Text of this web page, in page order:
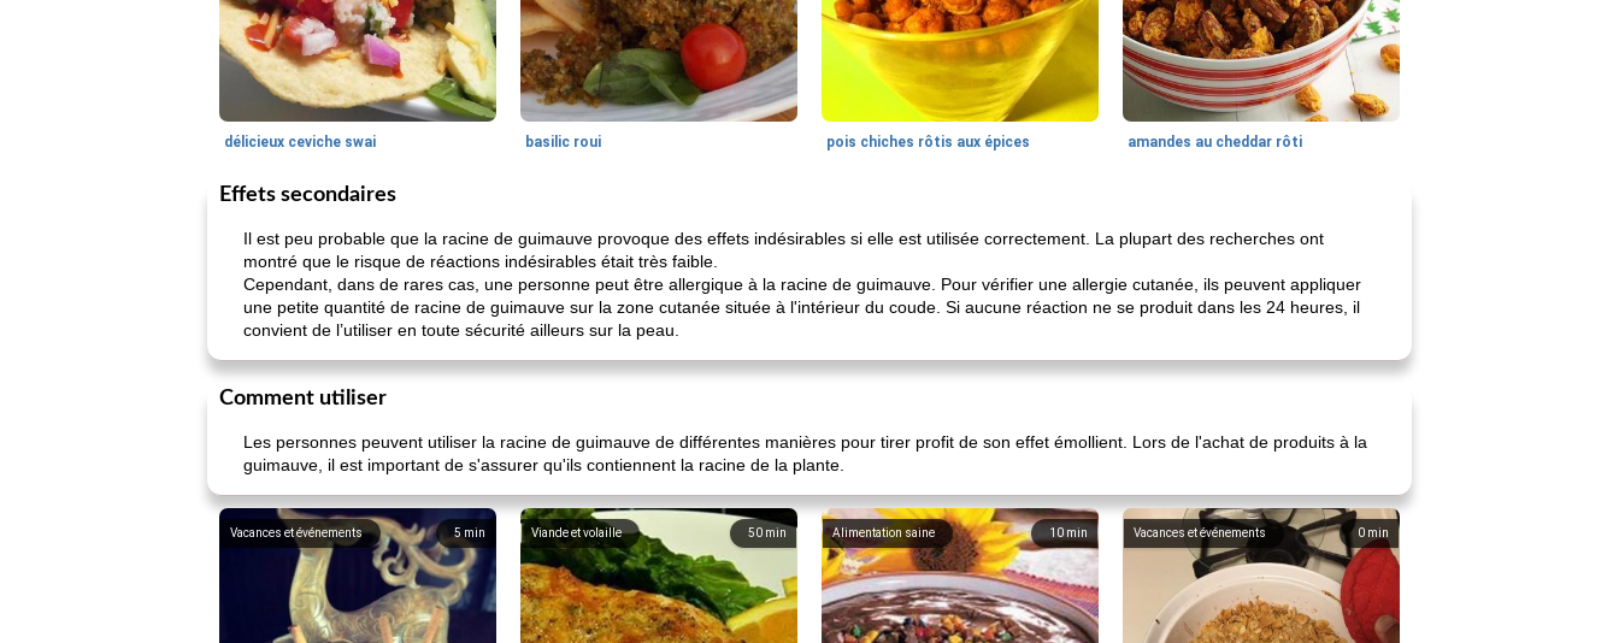
délicieux ceviche swai basilic roui pois chiches rôtis aux épices amandes au cheddar rôti
Effets secondaires
Il est peu probable que la racine de guimauve provoque des effets indésirables si elle est utilisée correctement. La plupart des recherches ont
montré que le risque de réactions indésirables était très faible.
Cependant, dans de rares cas, une personne peut être allergique à la racine de guimauve. Pour vérifier une allergie cutanée, ils peuvent appliquer
une petite quantité de racine de guimauve sur la zone cutanée située à l'intérieur du coude. Si aucune réaction ne se produit dans les 24 heures, il
convient de l’utiliser en toute sécurité ailleurs sur la peau.
Comment utiliser
Les personnes peuvent utiliser la racine de guimauve de différentes manières pour tirer profit de son effet émollient. Lors de l'achat de produits à la
guimauve, il est important de s'assurer qu'ils contiennent la racine de la plante.
5 min
Vacances et événements 50 min
Viande et volaille 10 min
Alimentation saine 0 min
Vacances et événements